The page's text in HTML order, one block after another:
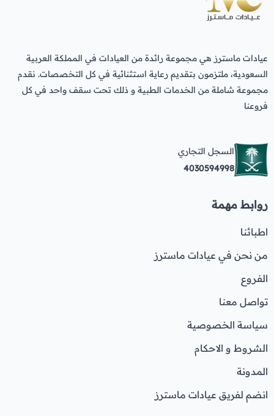
عيادات ماسترز هي مجموعة رائدة من العيادات في المملكة العربية
السعودية، ملتزمون بتقديم رعاية استثنائية في كل التخصصات. نقدم
مجموعة شاملة من الخدمات الطبية و ذلك تحت سقف واحد في كل
فروعنا
السجل التجاري
4030594998
روابط مهمة
اطبائنا
من نحن في عيادات ماسترز
الفروع
تواصل معنا
سياسة الخصوصية
الشروط و الاحكام
المدونة
انضم لفريق عيادات ماسترز